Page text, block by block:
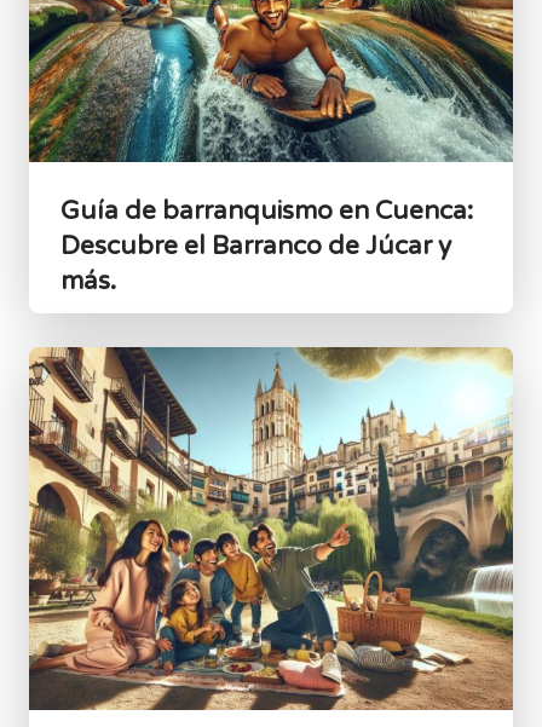
Guía de barranquismo en Cuenca:
Descubre el Barranco de Júcar y
más.